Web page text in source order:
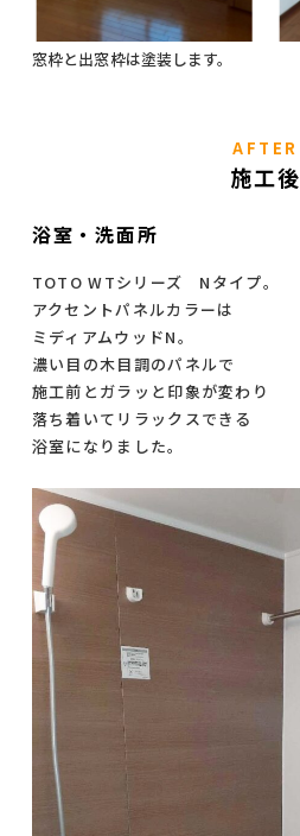
窓枠と出窓枠は塗装します。
AFTER
施工後
浴室・洗面所
TOTO WTシリーズ Nタイプ。
アクセントパネルカラーは
ミディアムウッドN。
濃い目の木目調のパネルで
施工前とガラッと印象が変わり
落ち着いてリラックスできる
浴室になりました。